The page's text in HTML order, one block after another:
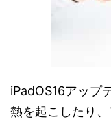
iPadOS16アップ
熱を起こしたり